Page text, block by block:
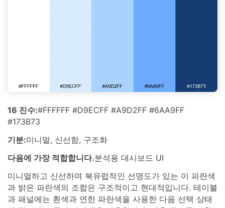
16 진수:#FFFFFF #D9ECFF #A9D2FF #6AA9FF
#173B73
기분:미니멀, 신선함, 구조화
다음에 가장 적합합니다.분석용 대시보드 UI
미니멀하고 신선하며 북유럽적인 선명도가 있는 이 파란색
과 밝은 파란색의 조합은 구조적이고 현대적입니다. 테이블
과 패널에는 흰색과 연한 파란색을 사용한 다음 선택 상태